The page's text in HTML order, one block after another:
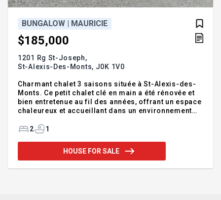
BUNGALOW | MAURICIE
$185,000
1201 Rg St-Joseph,
St-Alexis-Des-Monts, J0K 1V0
Charmant chalet 3 saisons située à St-Alexis-des-
Monts. Ce petit chalet clé en main a été rénovée et
bien entretenue au fil des années, offrant un espace
chaleureux et accueillant dans un environnement
amoureux de la nature, elle propose une aire de vie
confortables. Si vous cherchez un petit coin pour
profiter pleinement de la tranquillité et de la nature
2 1
HOUSE FOR SALE